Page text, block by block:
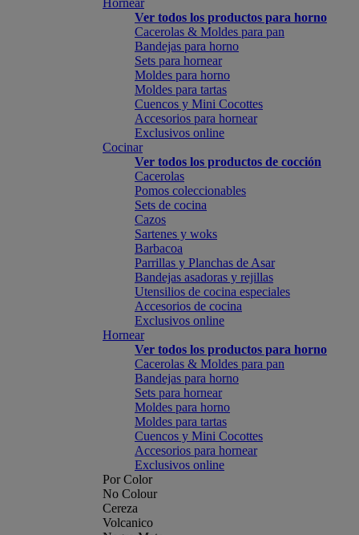
Hornear
Ver todos los productos para horno
Cacerolas & Moldes para pan
Bandejas para horno
Sets para hornear
Moldes para horno
Moldes para tartas
Cuencos y Mini Cocottes
Accesorios para hornear
Exclusivos online
Cocinar
Ver todos los productos de cocción
Cacerolas
Pomos coleccionables
Sets de cocina
Cazos
Sartenes y woks
Barbacoa
Parrillas y Planchas de Asar
Bandejas asadoras y rejillas
Utensilios de cocina especiales
Accesorios de cocina
Exclusivos online
Hornear
Ver todos los productos para horno
Cacerolas & Moldes para pan
Bandejas para horno
Sets para hornear
Moldes para horno
Moldes para tartas
Cuencos y Mini Cocottes
Accesorios para hornear
Exclusivos online
Por Color
No Colour
Cereza
Volcanico